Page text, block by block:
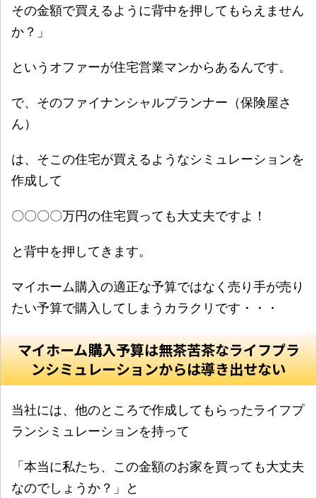
その金額で買えるように背中を押してもらえません
か？」
というオファーが住宅営業マンからあるんです。
で、そのファイナンシャルプランナー（保険屋さ
ん）
は、そこの住宅が買えるようなシミュレーションを
作成して
〇〇〇〇万円の住宅買っても大丈夫ですよ！
と背中を押してきます。
マイホーム購入の適正な予算ではなく売り手が売り
たい予算で購入してしまうカラクリです・・・
マイホーム購入予算は無茶苦茶なライフプラ
ンシミュレーションからは導き出せない
当社には、他のところで作成してもらったライフプ
ランシミュレーションを持って
「本当に私たち、この金額のお家を買っても大丈夫
なのでしょうか？」と